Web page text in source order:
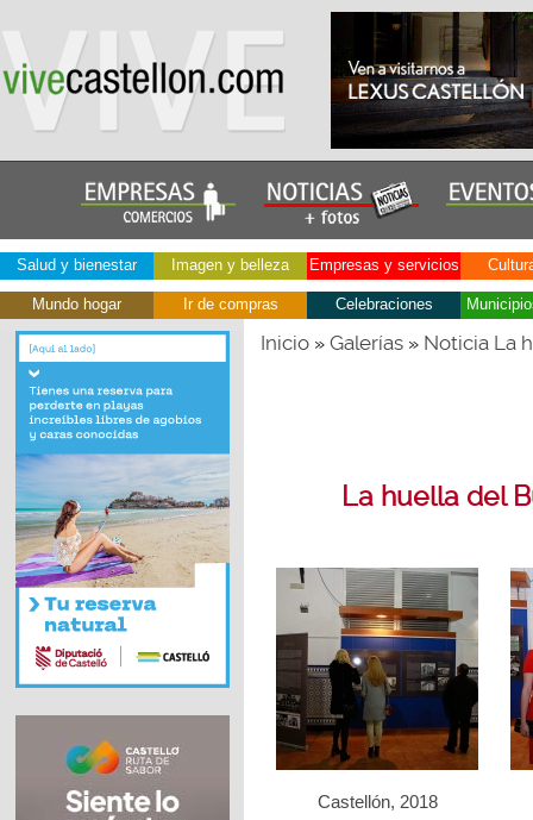
Salud y bienestar Imagen y belleza Empresas y servicios
Mundo hogar Ir de compras Celebraciones
Inicio» Galerías» Noticia La
La huella del
Castellón, 2018